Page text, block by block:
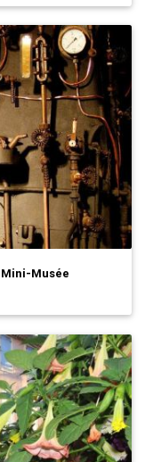
Mini-Musée